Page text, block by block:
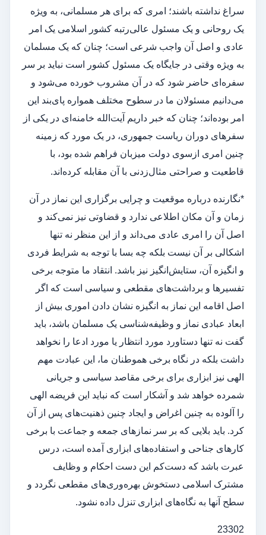
سراغ نداشته باشند؛ امری که برای هر مسلمانی، به ویژه
یک روحانی و یک مسئول عالی‌رتبه کشور اسلامی یک امر
عادی و اصل آن واجب شرعی است؛ چنان که یک مسلمان
به ویژه وقتی در جایگاه یک مسئول کشور است نباید بر سر
سفره‌ای حاضر شود که در آن مشروب خورده می‌شود و
می‌دانیم مسئولان ما در سطوح مختلف همواره پای‌بند این
امر بوده‌اند؛ چنان که خبر داریم آیت‌الله خامنه‌ای در یکی از
سفرهای دوران ریاست جمهوری، در یک مورد که زمینه
چنین امری ازسوی دولت میزبان فراهم شده بود، با
قاطعیت و صراحتی مثال‌زدنی با آن مقابله کرده‌اند.
*نگارنده درباره موقعیت و چرایی برگزاری این نماز در آن
زمان و آن مکان اطلاعی ندارد و قضاوتی نیز نمی‌کند و
اصل آن را امری عادی می‌داند و از این منظر نه تنها
اشکالی بر آن نیست بلکه چه بسا با توجه به شرایط فردی
و انگیزه آن، ستایش‌انگیز نیز باشد. انتقاد ما متوجه برخی
تفسیرها و برداشت‌های مقطعی و سیاسی است که اگر
اصل اقامه این نماز به انگیزه نشان دادن اموری بیش از
ابعاد عبادی نماز و وظیفه‌شناسی یک مسلمان باشد، باید
گفت نه تنها دستاورد مورد انتظار یا مورد ادعا را نخواهد
داشت بلکه در نگاه برخی هموطنان ما، این عبادت مهم
الهی نیز ابزاری برای برخی مقاصد سیاسی و جریانی
شمرده خواهد شد و آشکار است که نباید این فریضه الهی
را آلوده به چنین اغراض و ایجاد چنین ذهنیت‌های پس از آن
کرد. باید بلایی که بر سر نمازهای جمعه و جماعت با برخی
کارهای جناحی و استفاده‌های ابزاری آمده است، درس
عبرت باشد که دست‌کم این دست احکام و وظایف
مشترک اسلامی دستخوش بهره‌وری‌های مقطعی نگردد و
سطح آنها به نگاه‌های ابزاری تنزل داده نشود.
23302